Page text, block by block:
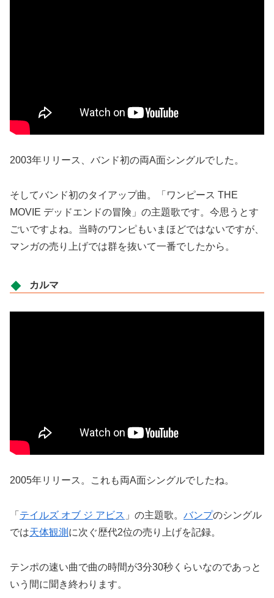
2003年リリース、バンド初の両A面シングルでした。
そしてバンド初のタイアップ曲。「ワンピース THE
MOVIE デッドエンドの冒険」の主題歌です。今思うとす
ごいですよね。当時のワンピもいまほどではないですが、
マンガの売り上げでは群を抜いて一番でしたから。
カルマ
2005年リリース。これも両A面シングルでしたね。
「 テイルズ オブ ジ アビス 」の主題歌。 バンプのシングル
では天体観測 に次ぐ歴代2位の売り上げを記録。
テンポの速い曲で曲の時間が3分30秒くらいなのであっと
いう間に聞き終わります。